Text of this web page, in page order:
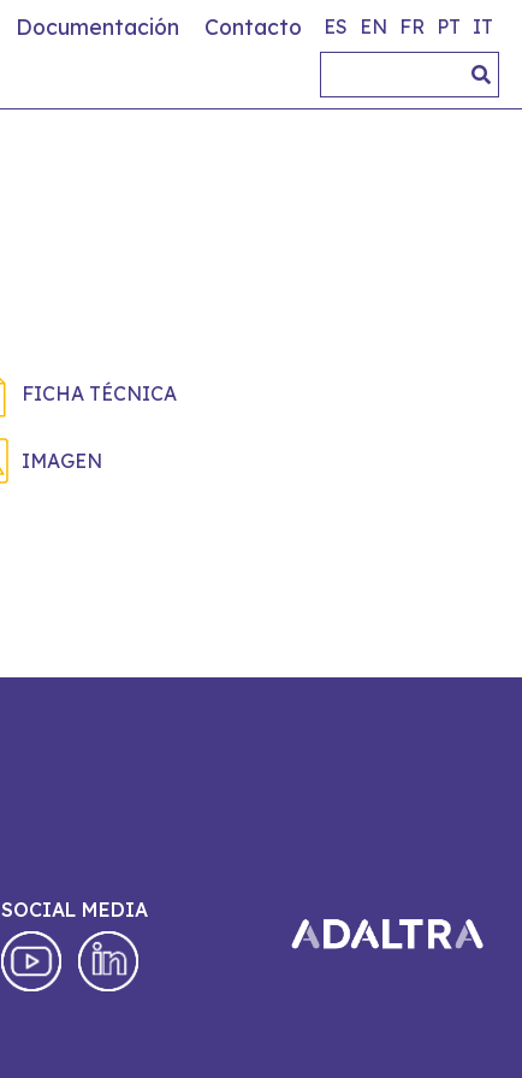
Documentación Contacto ES EN FR PT IT
FICHA TÉCNICA
IMAGEN
SOCIAL MEDIA